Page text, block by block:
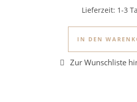
Lieferzeit: 1-3
IN DEN